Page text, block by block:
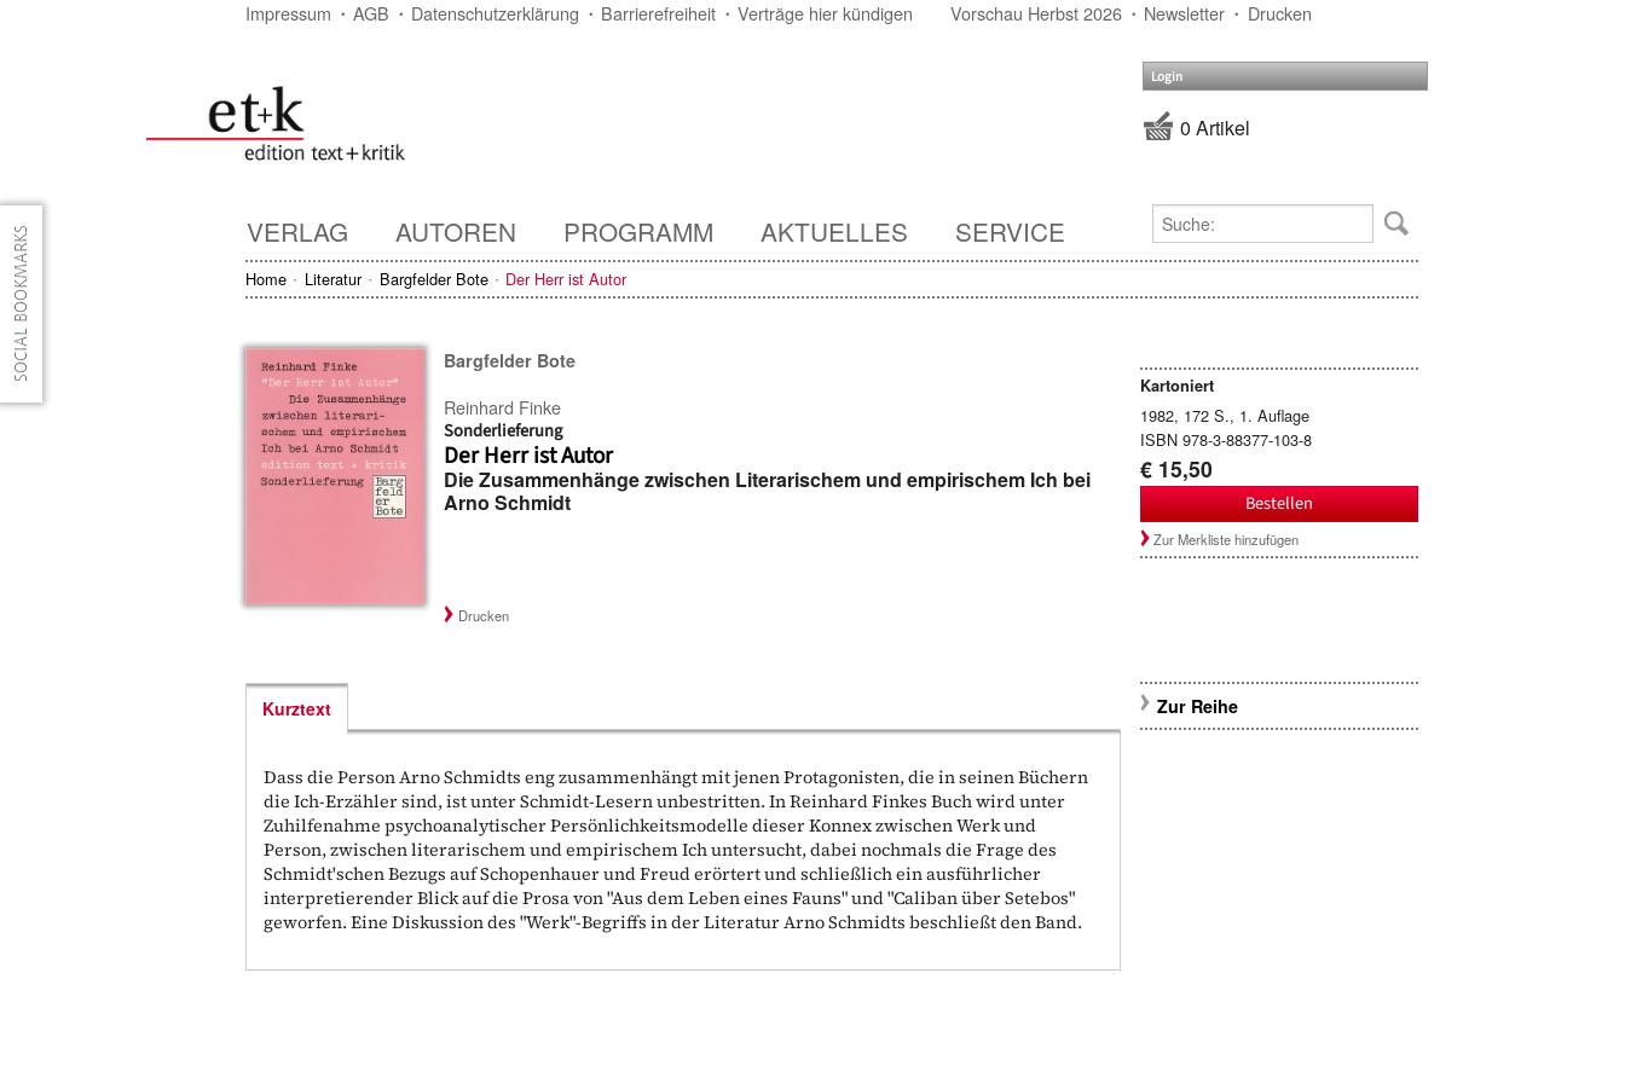
Impressum AGB Datenschutzerklärung Barrierefreiheit Verträge hier kündigen Vorschau Herbst 2026 Newsletter Drucken
Login
0 Artikel
VERLAG AUTOREN PROGRAMM AKTUELLES SERVICE
Home Literatur Bargfelder Bote Der Herr ist Autor
Bargfelder Bote
Reinhard Finke
Sonderlieferung
Der Herr ist Autor
Die Zusammenhänge zwischen Literarischem und empirischem Ich bei
Arno Schmidt
Kartoniert
1982, 172 S., 1. Auflage
ISBN 978-3-88377-103-8
€ 15,50
Bestellen
Zur Merkliste hinzufügen
Drucken
Kurztext
Dass die Person Arno Schmidts eng zusammenhängt mit jenen Protagonisten, die in seinen Büchern
die Ich-Erzähler sind, ist unter Schmidt-Lesern unbestritten. In Reinhard Finkes Buch wird unter
Zuhilfenahme psychoanalytischer Persönlichkeitsmodelle dieser Konnex zwischen Werk und
Person, zwischen literarischem und empirischem Ich untersucht, dabei nochmals die Frage des
Schmidt'schen Bezugs auf Schopenhauer und Freud erörtert und schließlich ein ausführlicher
interpretierender Blick auf die Prosa von "Aus dem Leben eines Fauns" und "Caliban über Setebos"
geworfen. Eine Diskussion des "Werk"-Begriffs in der Literatur Arno Schmidts beschließt den Band.
Zur Reihe